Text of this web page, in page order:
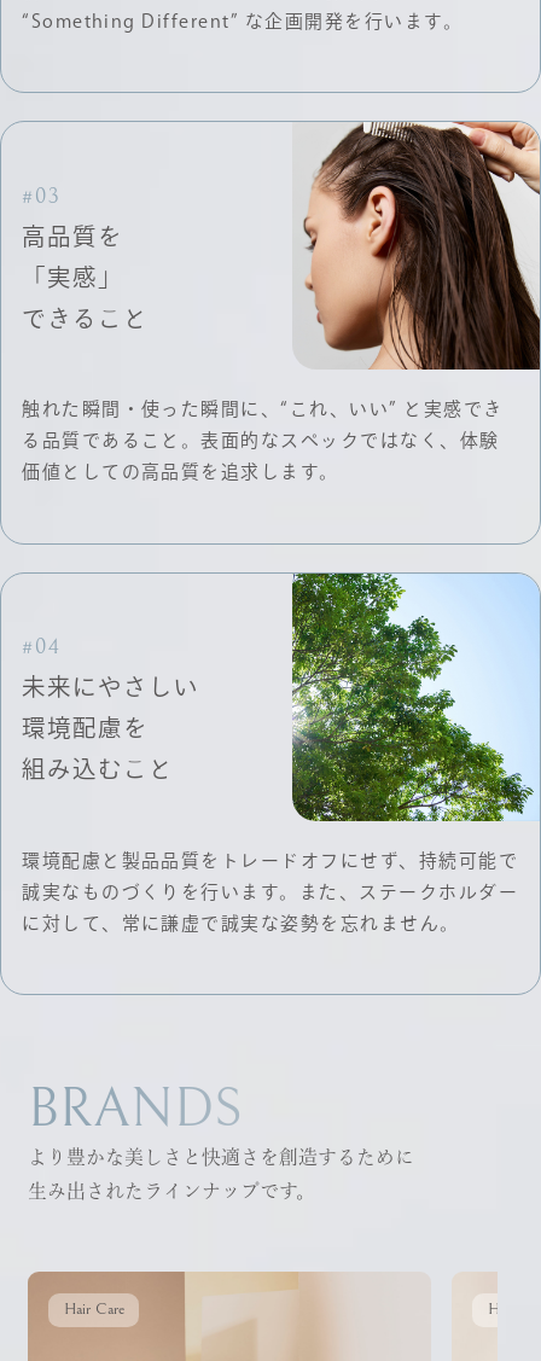
“Something Different” な企画開発を行います。
#03
高品質を
「実感」
できること
触れた瞬間・使った瞬間に、“これ、いい” と実感でき
る品質であること。表面的なスペックではなく、体験
価値としての高品質を追求します。
#04
未来にやさしい
環境配慮を
組み込むこと
環境配慮と製品品質をトレードオフにせず、持続可能で
誠実なものづくりを行います。また、ステークホルダー
に対して、常に謙虚で誠実な姿勢を忘れません。
BRANDS
より豊かな美しさと快適さを創造するために
生み出されたラインナップです。
Hair Care Hair